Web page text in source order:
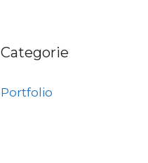
Categorie
Portfolio